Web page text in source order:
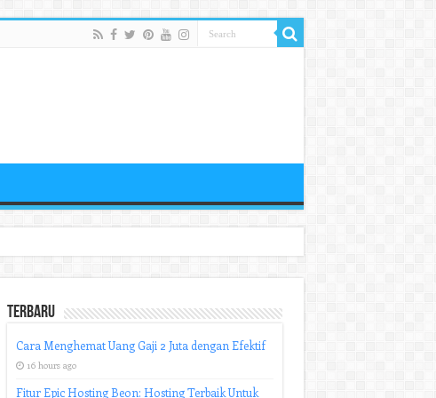
Terbaru
Cara Menghemat Uang Gaji 2 Juta dengan Efektif
16 hours ago
Fitur Epic Hosting Beon: Hosting Terbaik Untuk